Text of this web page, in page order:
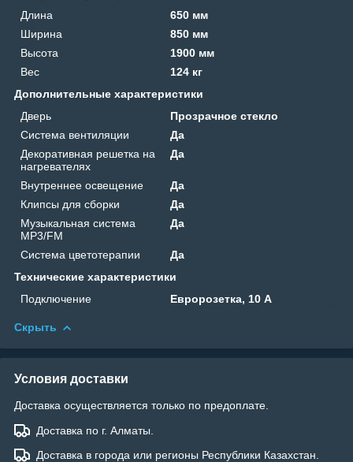
Длина
650 мм
Ширина
850 мм
Высота
1900 мм
Вес
124 кг
Дополнительные характеристики
Дверь
Прозрачное стекло
Система вентиляции
Да
Декоративная решетка на
нагревателях
Да
Внутреннее освещение
Да
Клипсы для сборки
Да
Музыкальная система
MP3/FM
Да
Система цветотерапии
Да
Технические характеристики
Подключение
Евророзетка, 10 A
Скрыть
Условия доставки
Доставка осуществляется только по предоплате.
Доставка по г. Алматы.
Доставка в города или регионы Республики Казахстан.